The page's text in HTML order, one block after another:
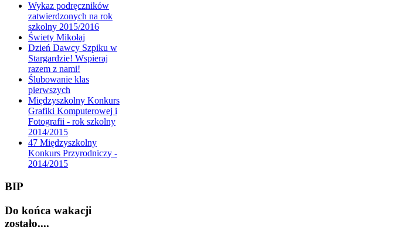
Wykaz podręczników
zatwierdzonych na rok
szkolny 2015/2016
Świety Mikołaj
Dzień Dawcy Szpiku w
Stargardzie! Wspieraj
razem z nami!
Ślubowanie klas
pierwszych
Międzyszkolny Konkurs
Grafiki Komputerowej i
Fotografii - rok szkolny
2014/2015
47 Międzyszkolny
Konkurs Przyrodniczy -
2014/2015
BIP
Do końca wakacji
zostało....